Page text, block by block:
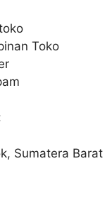
Toko
Sumatera Barat